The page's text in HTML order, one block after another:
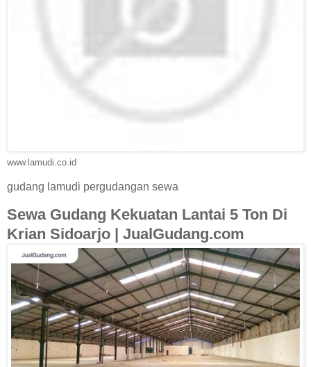
www.lamudi.co.id
gudang lamudi pergudangan sewa
Sewa Gudang Kekuatan Lantai 5 Ton Di
Krian Sidoarjo | JualGudang.com